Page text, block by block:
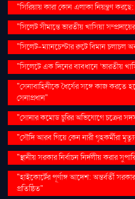
"সিরিয়ায় কারা কোন এলাকা নিয়ন্ত্রণ করছে:
"সিলেট সীমান্তে ভারতীয় খাসিয়া
"সিলেট-ম্যানচেস্টার রুটে বিমান চলাচল
"সিলেটে এক দিনের ব্যবধানে ‘ভারতীয়
"সেনাবাহিনীকে ধৈর্যের সঙ্গে কাজ করতে
সেনাপ্রধান"
"সোনার কমোড চুরির অভিযোগে চক্রের
"সৌদি আরব গিয়ে কেন নারী গৃহকর্মীরা
"স্থানীয় সরকার নির্বাচন নির্দলীয় করার
"হাইকোর্টের পূর্ণাঙ্গ আদেশ: অন্তর্বর্তী
প্রতিষ্ঠিত"